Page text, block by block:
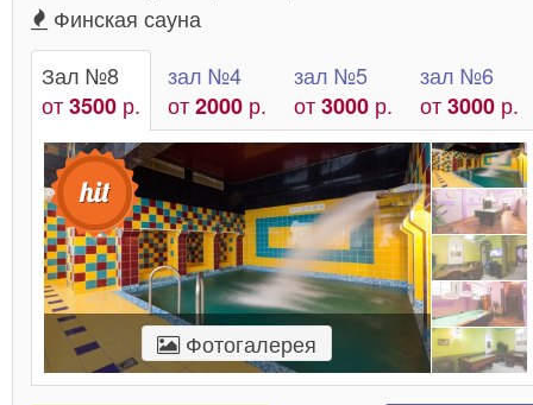
Финская сауна
Зал №8
от3500 р.
зал №4
от2000 р.
зал №5
от3000 р.
зал №6
от3000 р.
Фотогалерея